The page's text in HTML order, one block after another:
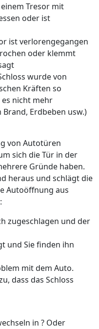
Tresor mit
oder ist
ist verlorengegangen
oder klemmt
wurde von
Kräften so
nicht mehr
Erdbeben usw.)
von Autotüren
sich die Tür in der
Gründe haben.
heraus und schlägt die
Autoöffnung aus
zugeschlagen und der
und Sie finden ihn
mit dem Auto.
dass das Schloss
in ? Oder